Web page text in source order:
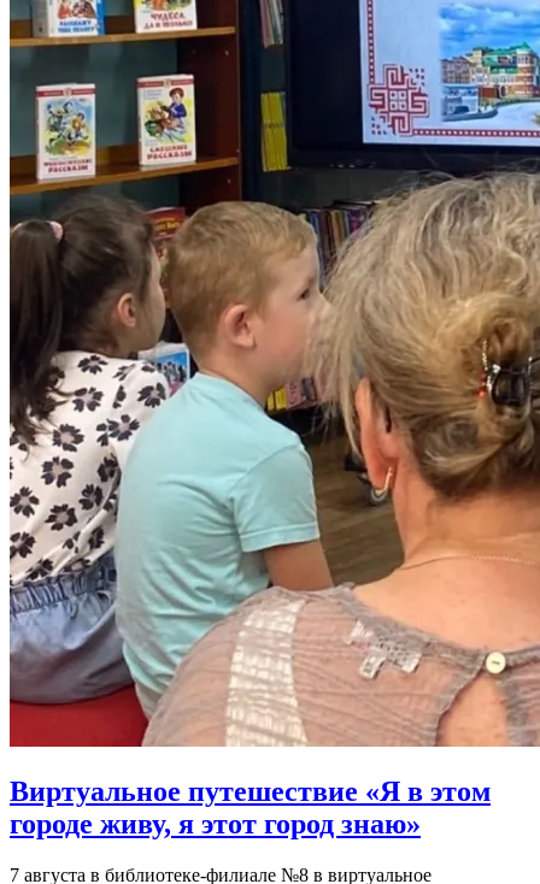
Виртуальное путешествие «Я в этом
городе живу, я этот город знаю»
7 августа в библиотеке-филиале №8 в виртуальное